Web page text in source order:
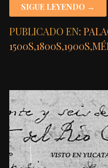
SIGUE LEYENDO →
PUBLICADO EN:
1500S,1800S,1900S,